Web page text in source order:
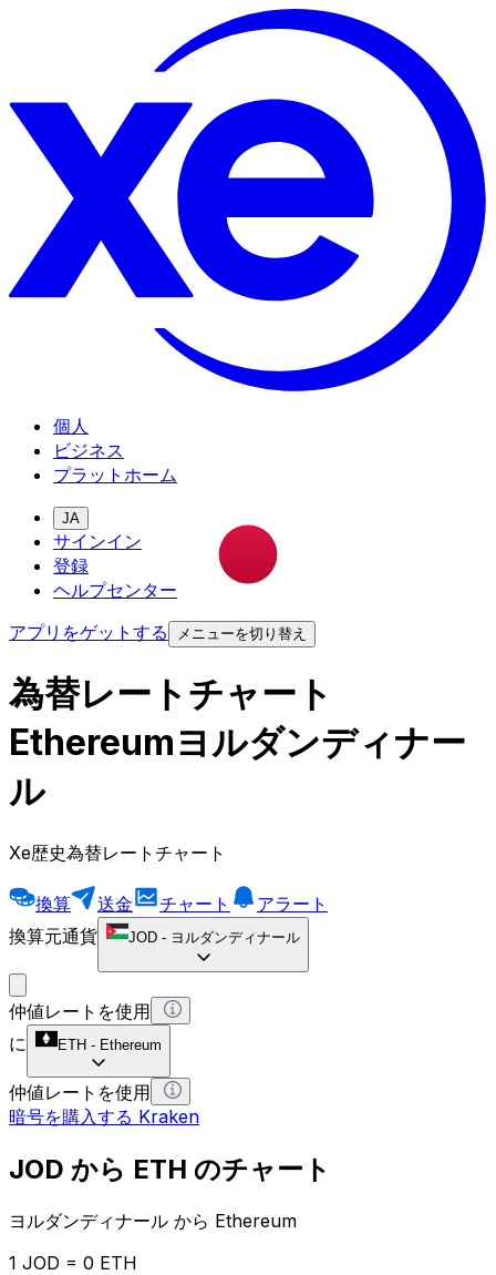
個人
ビジネス
プラットホーム
JA
サインイン
登録
ヘルプセンター
アプリをゲットする
メニューを切り替え
為替レートチャート
Ethereumヨルダンディナー
ル
Xe歴史為替レートチャート
換算 送金 チャート
アラート
換算元通貨
JOD - ヨルダンディナール
仲値レートを使用
に
ETH - Ethereum
仲値レートを使用
暗号を購入する Kraken
JOD から ETH のチャート
ヨルダンディナール から Ethereum
1 JOD = 0 ETH